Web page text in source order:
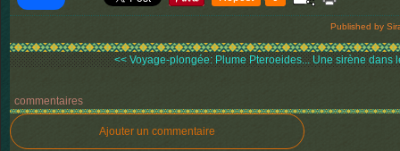
Published by
<< Voyage-plongée: Plume Pteroeides... Une sirène dans
commentaires
Ajouter un commentaire